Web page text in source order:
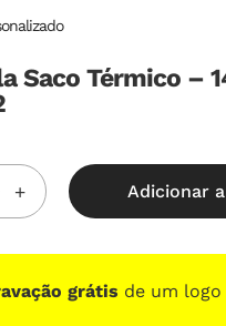
Saco Térmico –
Adicionar
grátis de um logo